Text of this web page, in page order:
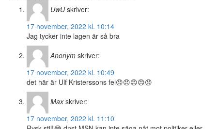
UwU skriver:
17 november, 2022 kl. 10:14
Jag tycker inte lagen är så bra
Anonym skriver:
17 november, 2022 kl. 10:49
det här är Ulf Kristerssons fel😠😠😠😠😠
Max skriver:
17 november, 2022 kl. 11:10